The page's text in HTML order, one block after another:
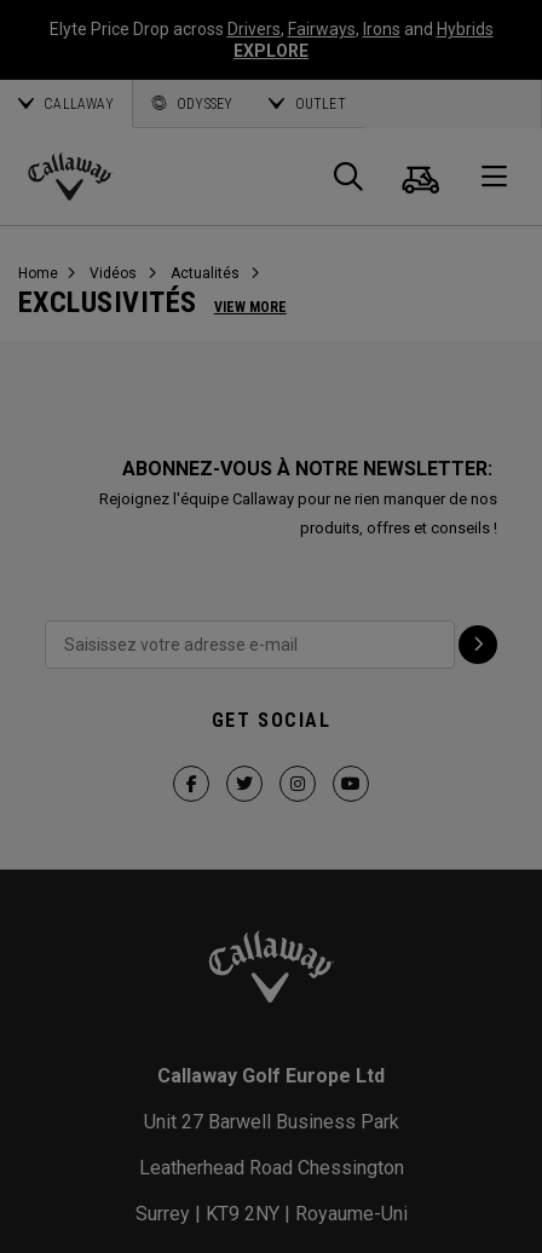
Elyte Price Drop across Drivers, Fairways, Irons and Hybrids
EXPLORE
CALLAWAY ODYSSEY OUTLET
Callaway
Panier
Home Vidéos Actualités
EXCLUSIVITÉS VIEW MORE
ABONNEZ-VOUS À NOTRE NEWSLETTER:
Rejoignez l'équipe Callaway pour ne rien manquer de nos
produits, offres et conseils !
GET SOCIAL
Callaway Golf Europe Ltd
Unit 27 Barwell Business Park
Leatherhead Road Chessington
Surrey | KT9 2NY | Royaume-Uni